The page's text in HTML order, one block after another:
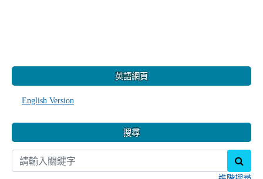
英語網頁
English Version
搜尋